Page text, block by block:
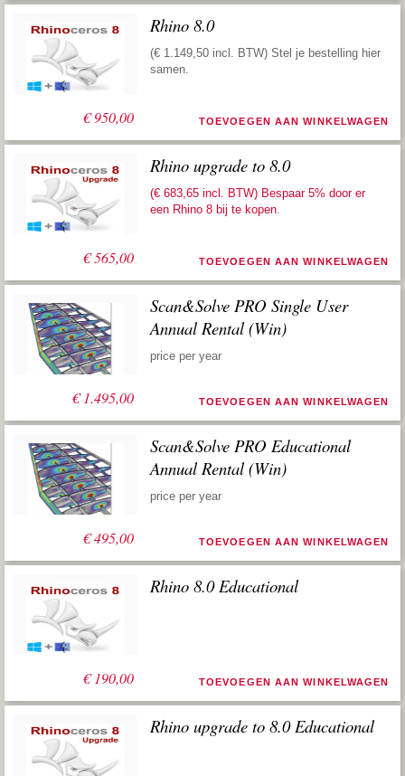
€950,00
Rhino 8.0
(€ 1.149,50 incl. BTW) Stel je bestelling hier
samen.
TOEVOEGEN AAN WINKELWAGEN
€565,00
Rhino upgrade to 8.0
(€ 683,65 incl. BTW) Bespaar 5% door er
een Rhino 8 bij te kopen.
TOEVOEGEN AAN WINKELWAGEN
€1.495,00
Scan&Solve PRO Single User
Annual Rental (Win)
price per year
TOEVOEGEN AAN WINKELWAGEN
€495,00
Scan&Solve PRO Educational
Annual Rental (Win)
price per year
TOEVOEGEN AAN WINKELWAGEN
€190,00
Rhino 8.0 Educational
TOEVOEGEN AAN WINKELWAGEN
Rhino upgrade to 8.0 Educational